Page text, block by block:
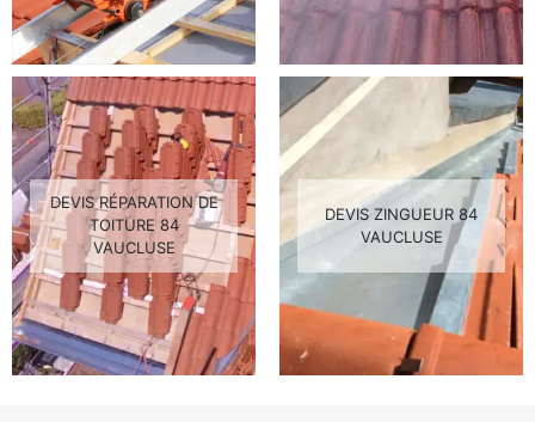
DEVIS RÉPARATION DE
TOITURE 84
VAUCLUSE
DEVIS ZINGUEUR 84
VAUCLUSE